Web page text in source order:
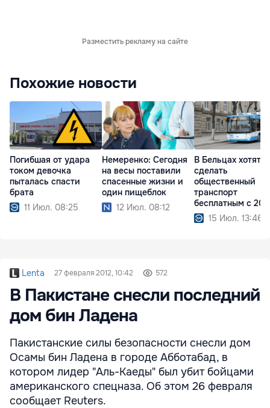
Разместить рекламу на сайте
Похожие новости
Погибшая от удара
током девочка
пыталась спасти
брата
11 Июл. 08:25
Немеренко: Сегодня
на весы поставили
спасенные жизни и
один пищеблок
12 Июл. 08:12
В Бельцах хотят
сделать
общественный
транспорт
бесплатным с
года15 Июл. 13:46
Lenta 27 февраля 2012, 10:42 572
В Пакистане снесли последний
дом бин Ладена
Пакистанские силы безопасности снесли дом
Осамы бин Ладена в городе Абботабад, в
котором лидер "Аль-Каеды" был убит бойцами
американского спецназа. Об этом 26 февраля
сообщает Reuters.